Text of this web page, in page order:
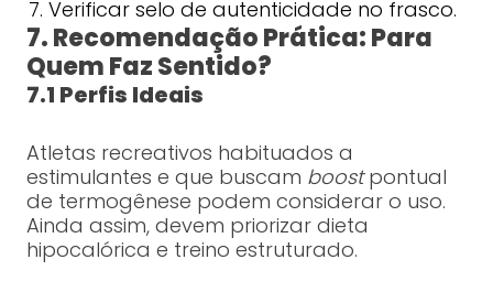
Verificar selo de autenticidade no frasco.
7. Recomendação Prática: Para
Quem Faz Sentido?
7.1 Perfis Ideais
Atletas recreativos habituados a
estimulantes e que buscam boostpontual
de termogênese podem considerar o uso.
Ainda assim, devem priorizar dieta
hipocalórica e treino estruturado.